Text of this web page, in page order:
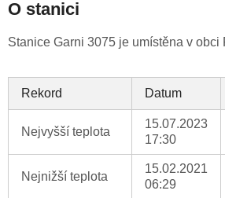
O stanici
Stanice Garni 3075 je umístěna v obci
Rekord Datum
Nejvyšší teplota
15.07.2023
17:30
Nejnižší teplota
15.02.2021
06:29